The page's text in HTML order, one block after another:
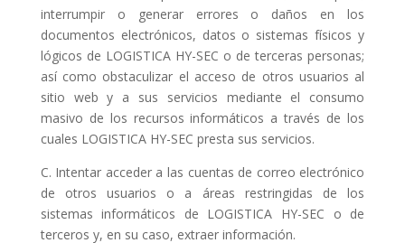
interrumpir o generar errores o daños en los
documentos electrónicos, datos o sistemas físicos y
lógicos de LOGISTICA HY-SEC o de terceras personas;
así como obstaculizar el acceso de otros usuarios al
sitio web y a sus servicios mediante el consumo
masivo de los recursos informáticos a través de los
cuales LOGISTICA HY-SEC presta sus servicios.
C. Intentar acceder a las cuentas de correo electrónico
de otros usuarios o a áreas restringidas de los
sistemas informáticos de LOGISTICA HY-SEC o de
terceros y, en su caso, extraer información.